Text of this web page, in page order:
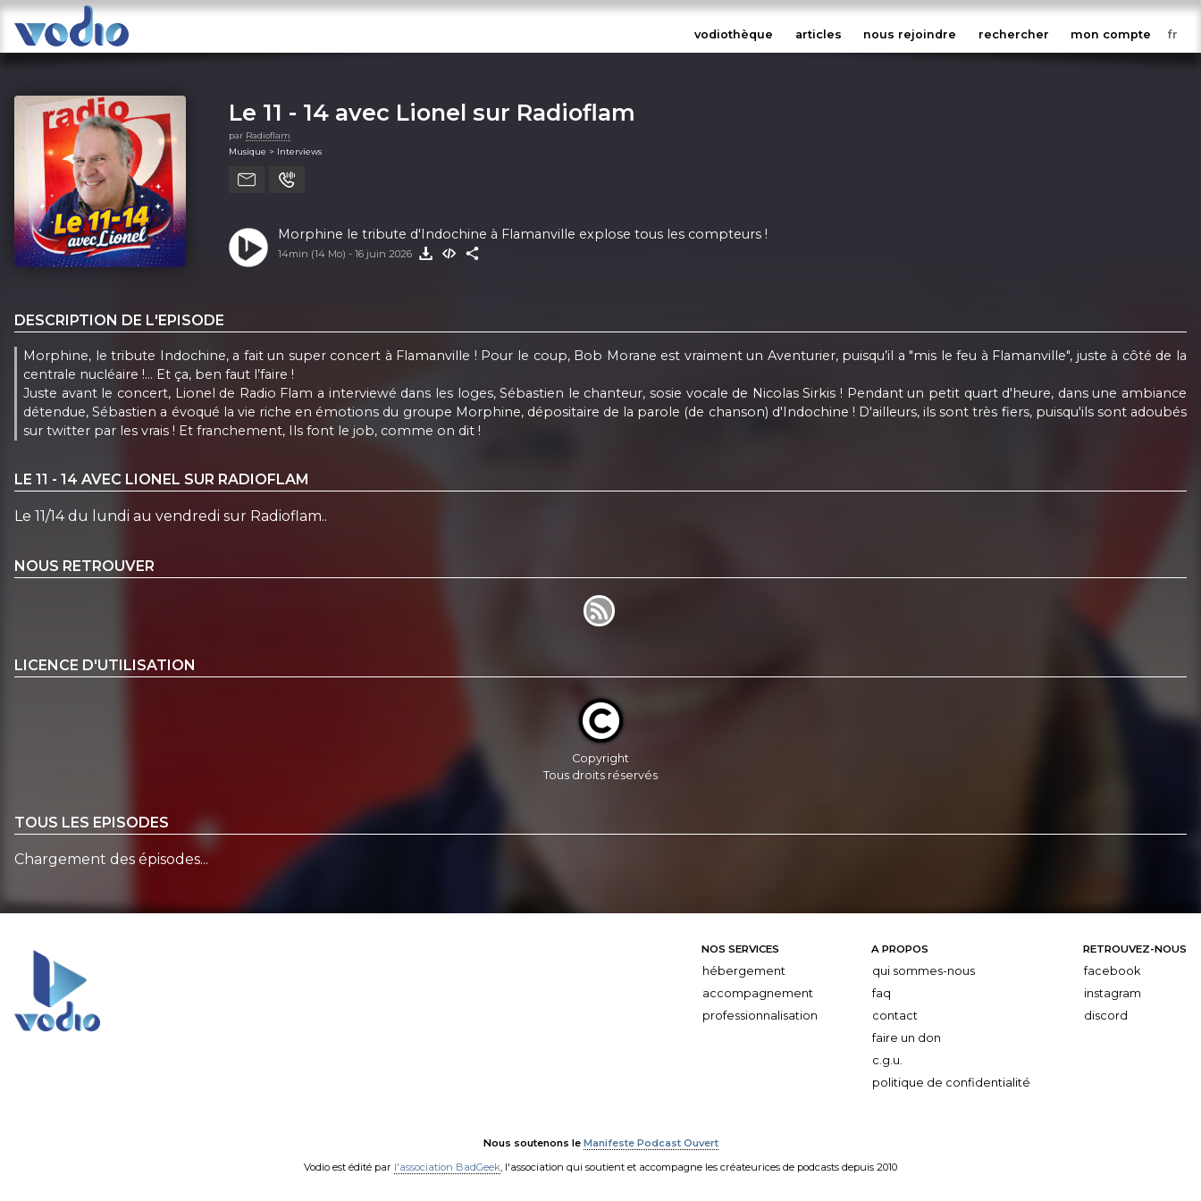
vodiothèque articles nous rejoindre rechercher mon compte
Le 11 - 14 avec Lionel sur Radioflam
par Radioflam
Musique > Interviews
Morphine le tribute d'Indochine à Flamanville explose tous les compteurs !
14min (14 Mo) - 16 juin 2026
DESCRIPTION DE L'EPISODE
Morphine, le tribute Indochine, a fait un super concert à Flamanville ! Pour le coup, Bob Morane est vraiment un Aventurier, puisqu’il a "mis le feu à Flamanville", juste à côté de la
centrale nucléaire !... Et ça, ben faut l’faire !
Juste avant le concert, Lionel de Radio Flam a interviewé dans les loges, Sébastien le chanteur, sosie vocale de Nicolas Sirkis ! Pendant un petit quart d'heure, dans une ambiance
détendue, Sébastien a évoqué la vie riche en émotions du groupe Morphine, dépositaire de la parole (de chanson) d'Indochine ! D'ailleurs, ils sont très fiers, puisqu'ils sont adoubés
sur twitter par les vrais ! Et franchement, Ils font le job, comme on dit !
LE 11 - 14 AVEC LIONEL SUR RADIOFLAM
Le 11/14 du lundi au vendredi sur Radioflam..
NOUS RETROUVER
LICENCE D'UTILISATION
Copyright
Tous droits réservés
TOUS LES EPISODES
Chargement des épisodes...
NOS SERVICES
hébergement
accompagnement
professionnalisation
A PROPOS
qui sommes-nous
faq
contact
faire un don
c.g.u.
politique de confidentialité
RETROUVEZ-NOUS
facebook
instagram
discord
Nous soutenons le Manifeste Podcast Ouvert
Vodio est édité par l'association BadGeek , l'association qui soutient et accompagne les créateurices de podcasts depuis 2010